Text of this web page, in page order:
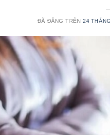
ĐÃ ĐĂNG TRÊN24